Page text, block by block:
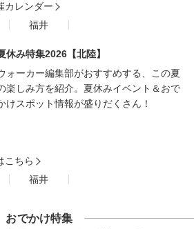
カレンダー
福井
休み特集2026【北陸】
ォーカー編集部がおすすめする、この夏
楽しみ方を紹介。夏休みイベント＆おで
けスポット情報が盛りだくさん！
こちら
福井
おでかけ特集